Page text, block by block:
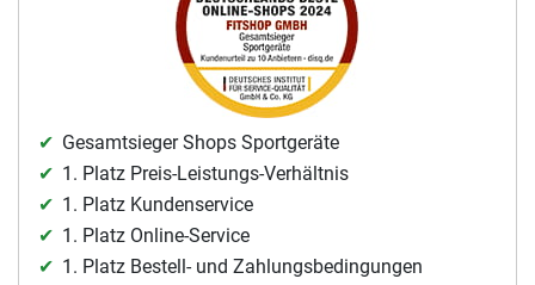
Gesamtsieger Shops Sportgeräte
1. Platz Preis-Leistungs-Verhältnis
1. Platz Kundenservice
1. Platz Online-Service
1. Platz Bestell- und Zahlungsbedingungen